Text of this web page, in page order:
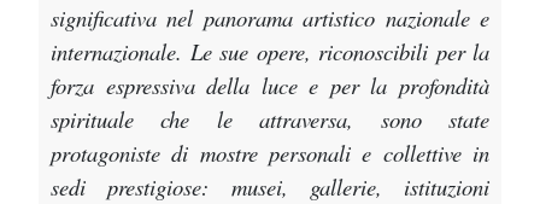
significativa nel panorama artistico nazionale e
internazionale. Le sue opere, riconoscibili per la
forza espressiva della luce e per la profondità
spirituale che le attraversa, sono state
protagoniste di mostre personali e collettive in
sedi prestigiose: musei, gallerie, istituzioni